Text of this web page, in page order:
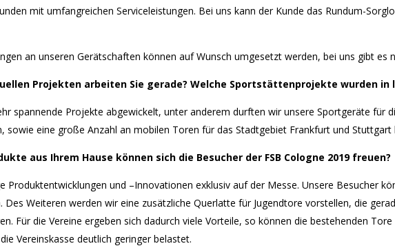
mit umfangreichen Serviceleistungen. Bei uns kann der Kunde das Rundum-
an unseren Gerätschaften können auf Wunsch umgesetzt werden, bei uns gibt es
Projekten arbeiten Sie gerade? Welche Sportstättenprojekte wurden
spannende Projekte abgewickelt, unter anderem durften wir unsere Sportgeräte für
sowie eine große Anzahl an mobilen Toren für das Stadtgebiet Frankfurt und
aus Ihrem Hause können sich die Besucher der FSB Cologne 2019 freuen?
Produktentwicklungen und –Innovationen exklusiv auf der Messe. Unsere Besucher
Des Weiteren werden wir eine zusätzliche Querlatte für Jugendtore vorstellen, die
Für die Vereine ergeben sich dadurch viele Vorteile, so können die bestehenden
Vereinskasse deutlich geringer belastet.